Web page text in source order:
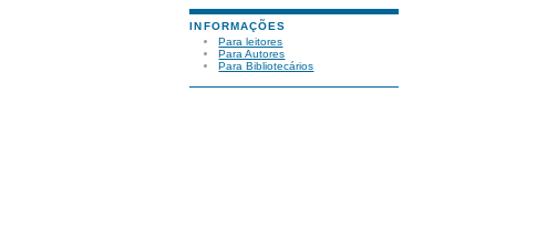
INFORMAÇÕES
Para leitores
Para Autores
Para Bibliotecários